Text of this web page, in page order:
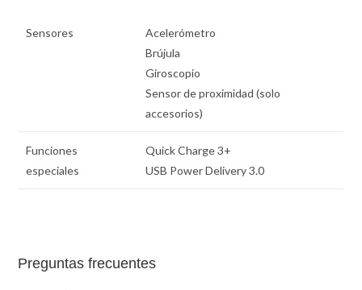
Sensores
Acelerómetro
Brújula
Giroscopio
Sensor de proximidad (solo
accesorios)
Funciones
especiales
Quick Charge 3+
USB Power Delivery 3.0
Preguntas frecuentes